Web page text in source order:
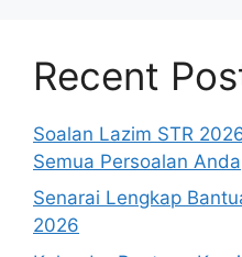
Recent
Soalan Lazim STR
Semua Persoalan Anda
Senarai Lengkap
2026